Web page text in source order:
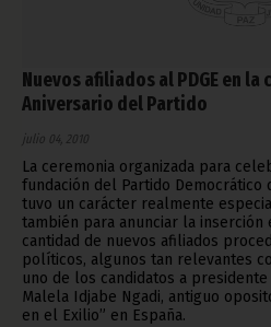
Nuevos afiliados al PDGE en la
Aniversario del Partido
julio 04, 2010
La ceremonia organizada para
fundación del Partido Democrático
tuvo un carácter realmente
también para anunciar la
cantidad de nuevos afiliados
políticos, algunos tan relevantes
uno de los candidatos a
Malela Idjabe Ngadi, antiguo
en el Exilio” en España.